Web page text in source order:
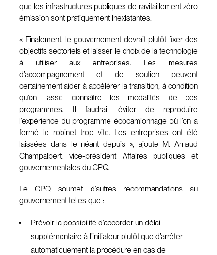
que les infrastructures publiques de ravitaillement zéro
émission sont pratiquement inexistantes.
« Finalement, le gouvernement devrait plutôt fixer des
objectifs sectoriels et laisser le choix de la technologie
à utiliser aux entreprises. Les mesures
d’accompagnement et de soutien peuvent
certainement aider à accélérer la transition, à condition
qu’on fasse connaître les modalités de ces
programmes. Il faudrait éviter de reproduire
l’expérience du programme écocamionnage où l’on a
fermé le robinet trop vite. Les entreprises ont été
laissées dans le néant depuis », ajoute M. Arnaud
Champalbert, vice-président Affaires publiques et
gouvernementales du CPQ.
Le CPQ soumet d’autres recommandations au
gouvernement telles que :
Prévoir la possibilité d’accorder un délai
supplémentaire à l’initiateur plutôt que d’arrêter
automatiquement la procédure en cas de